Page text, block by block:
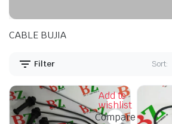
CABLE BUJIA
Filter Sort:
Add to
wishlist
Compare